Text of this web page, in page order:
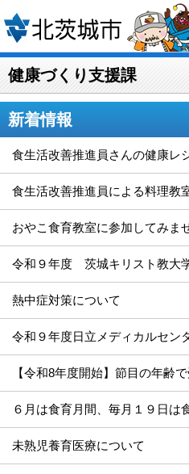
健康づくり支援課
新着情報
食生活改善推進員さんの健康レ
食生活改善推進員による料理教
おやこ食育教室に参加してみま
熱中症対策について
【令和8年度開始】節目の年齢
６月は食育月間、毎月１９日は
未熟児養育医療について